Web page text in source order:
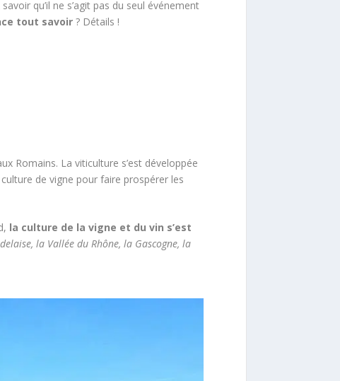
qu’il ne s’agit pas du seul événement
tout savoir ? Détails !
Romains. La viticulture s’est développée
de vigne pour faire prospérer les
la culture de la vigne et du vin s’est
la Vallée du Rhône, la Gascogne, la